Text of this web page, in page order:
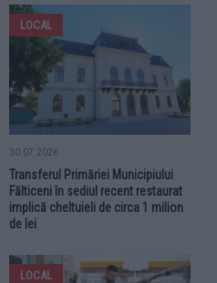
LOCAL
30.07.2026
Transferul Primăriei Municipiului
Fălticeni în sediul recent restaurat
implică cheltuieli de circa 1 milion
de lei
LOCAL